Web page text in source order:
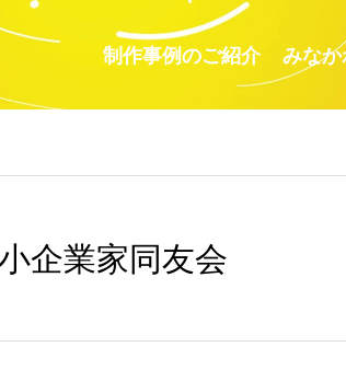
制作事例のご紹介 みな
企業家同友会